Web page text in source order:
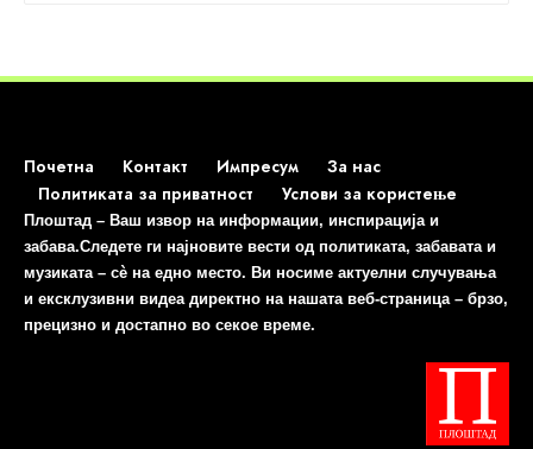
Почетна Контакт Импресум
За нас
Политиката за приватност
Услови за користење
Плоштад – Ваш извор на информации, инспирација и
забава.Следете ги најновите вести од политиката, забавата и
музиката – сè на едно место. Ви носиме актуелни случувања
и ексклузивни видеа директно на нашата веб-страница – брзо,
прецизно и достапно во секое време.